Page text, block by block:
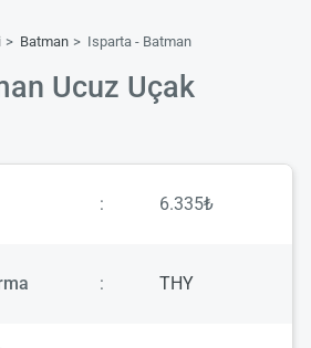
Batman Isparta - Batman
Ucuz Uçak
: 6.335₺
: THY